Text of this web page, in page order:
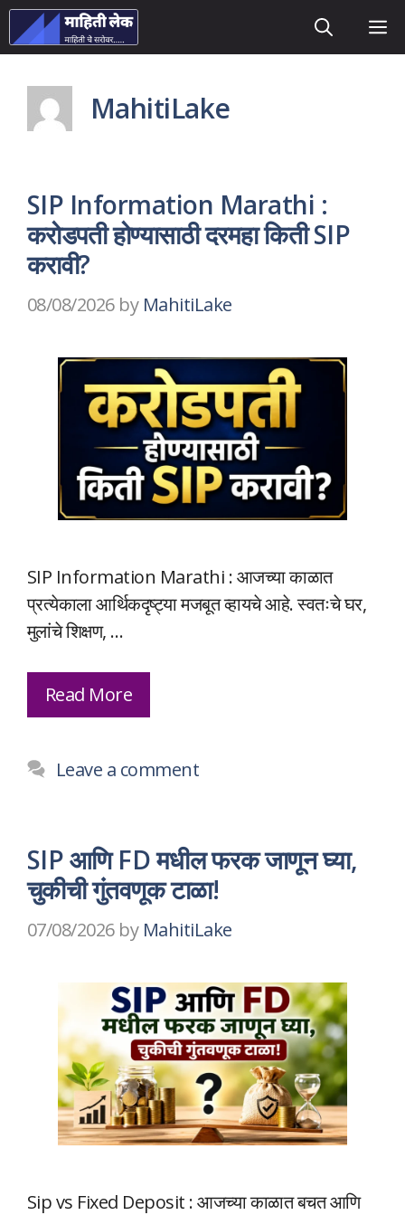
Skip
to
MahitiLake
SIP Information Marathi :
करोडपती होण्यासाठी दरमहा किती SIP
करावी?
08/08/2026 by MahitiLake
SIP Information Marathi : आजच्या काळात
प्रत्येकाला आर्थिकदृष्ट्या मजबूत व्हायचे आहे. स्वतःचे घर,
मुलांचे शिक्षण, …
Read More
Leave a comment
SIP आणि FD मधील फरक जाणून घ्या,
चुकीची गुंतवणूक टाळा!
07/08/2026 by MahitiLake
Sip vs Fixed Deposit : आजच्या काळात बचत आणि